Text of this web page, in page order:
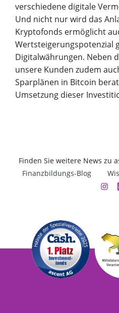
verschiedene digitale
Und nicht nur wird das
Kryptofonds ermöglicht
Wertsteigerungspotenzial
Digitalwährungen. Neben
unsere Kunden zudem
Sparplänen in Bitcoin
Umsetzung dieser
Finden Sie weitere News zu
Finanzbildungs-Blog